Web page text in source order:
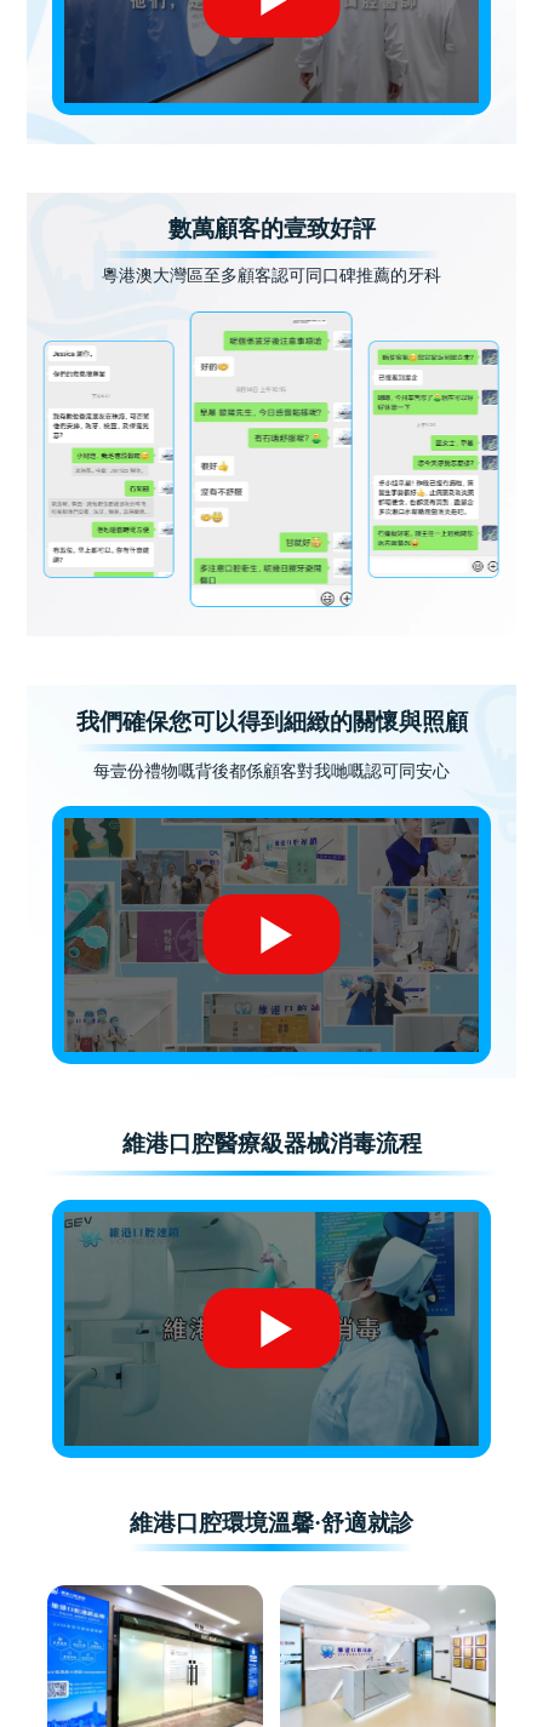
數萬顧客的壹致好評
粵港澳大灣區至多顧客認可同口碑推薦的牙科
我們確保您可以得到細緻的關懷與照顧
每壹份禮物嘅背後都係顧客對我哋嘅認可同安心
維港口腔醫療級器械消毒流程
維港口腔環境溫馨·舒適就診